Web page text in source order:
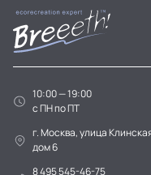
10:00 — 19:00
c ПН по ПТ
г. Москва, улица
дом 6
8 495 545-46-75